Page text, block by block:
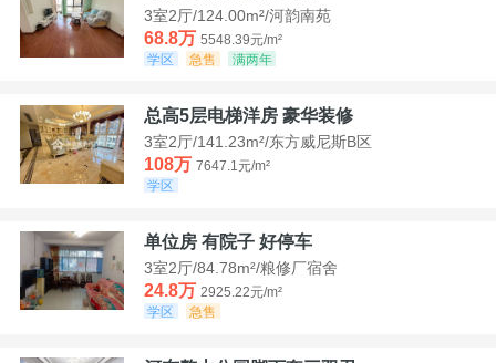
3室2厅/124.00m²/河韵南苑
68.8万 5548.39元/m²
学区
急售 满两年
总高5层电梯洋房 豪华装修
3室2厅/141.23m²/东方威尼斯B区
108万 7647.1元/m²
学区
单位房 有院子 好停车
3室2厅/84.78m²/粮修厂宿舍
24.8万 2925.22元/m²
学区
急售